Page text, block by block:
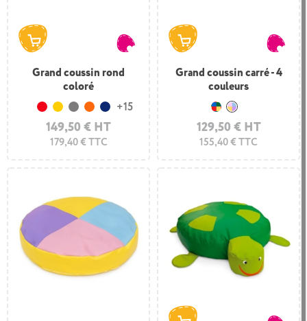
Grand coussin rond
coloré
149,50 € HT
179,40 € TTC
RougeJaune
GrisOrange
Bleu foncé
+15
Grand coussin carré - 4
couleurs
129,50 € HT
155,40 € TTC
Vert foncé - bleu
Jaune - rose -